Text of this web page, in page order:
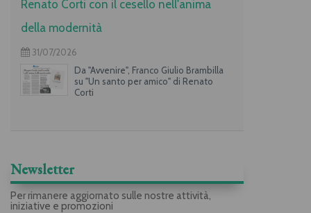
Renato Corti con il cesello nell'anima
della modernità
31/07/2026
Da "Avvenire", Franco Giulio Brambilla
su "Un santo per amico" di Renato
Corti
Newsletter
Per rimanere aggiornato sulle nostre attività,
iniziative e promozioni